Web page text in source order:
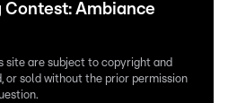
Contest: Ambiance
site are subject to copyright and
or sold without the prior permission